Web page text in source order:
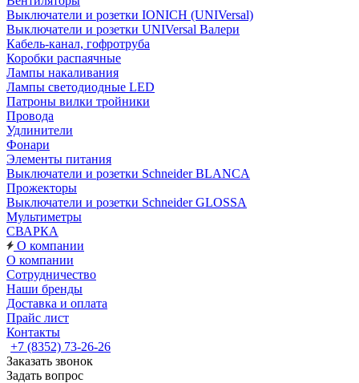
Выключатели и розетки IONICH (UNIVersal)
Выключатели и розетки UNIVersal Валери
Кабель-канал, гофротруба
Коробки распаячные
Лампы накаливания
Лампы светодиодные LED
Патроны вилки тройники
Провода
Удлинители
Фонари
Элементы питания
Выключатели и розетки Schneider BLANCA
Прожекторы
Выключатели и розетки Schneider GLOSSA
Мультиметры
СВАРКА
О компании
О компании
Сотрудничество
Наши бренды
Доставка и оплата
Прайс лист
Контакты
+7 (8352) 73-26-26
Заказать звонок
Задать вопрос